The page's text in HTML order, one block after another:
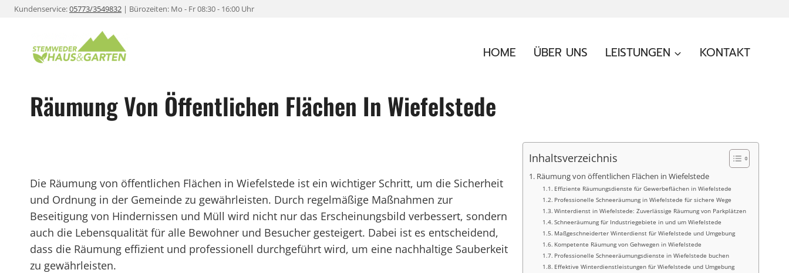
ZumKundenservice:05773/3549832 | Bürozeiten: Mo - Fr 08:30 - 16:00 Uhr
HOME ÜBER UNS LEISTUNGEN KONTAKT
Räumung Von Öffentlichen Flächen In Wiefelstede
Inhaltsverzeichnis
Räumung von öffentlichen Flächen in Wiefelstede
Effiziente Räumungsdienste für Gewerbeflächen in Wiefelstede
Professionelle Schneeräumung in Wiefelstede für sichere Wege
Winterdienst in Wiefelstede: Zuverlässige Räumung von Parkplätzen
Schneeräumung für Industriegebiete in und um Wiefelstede
Maßgeschneiderter Winterdienst für Wiefelstede und Umgebung
Kompetente Räumung von Gehwegen in Wiefelstede
Professionelle Schneeräumungsdienste in Wiefelstede buchen
Effektive Winterdienstleistungen für Wiefelstede und Umgebung
Die Räumung von öffentlichen Flächen in Wiefelstede ist ein wichtiger Schritt, um die Sicherheit
und Ordnung in der Gemeinde zu gewährleisten. Durch regelmäßige Maßnahmen zur
Beseitigung von Hindernissen und Müll wird nicht nur das Erscheinungsbild verbessert, sondern
auch die Lebensqualität für alle Bewohner und Besucher gesteigert. Dabei ist es entscheidend,
dass die Räumung effizient und professionell durchgeführt wird, um eine nachhaltige Sauberkeit
zu gewährleisten.